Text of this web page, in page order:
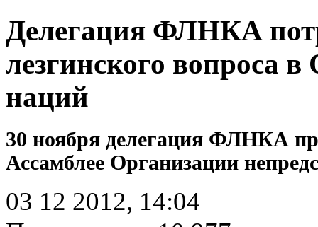
Делегация ФЛНКА
лезгинского вопроса
наций
30 ноября делегация ФЛНКА
Ассамблее Организации
03 12 2012, 14:04